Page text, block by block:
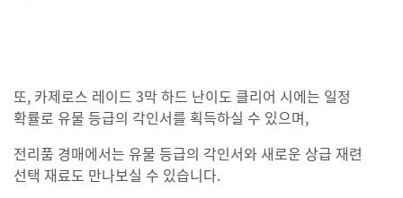
또, 카제로스 레이드 3막 하드 난이도 클리어 시에는 일정
확률로 유물 등급의 각인서를 획득하실 수 있으며,
전리품 경매에서는 유물 등급의 각인서와 새로운 상급 재련
선택 재료도 만나보실 수 있습니다.